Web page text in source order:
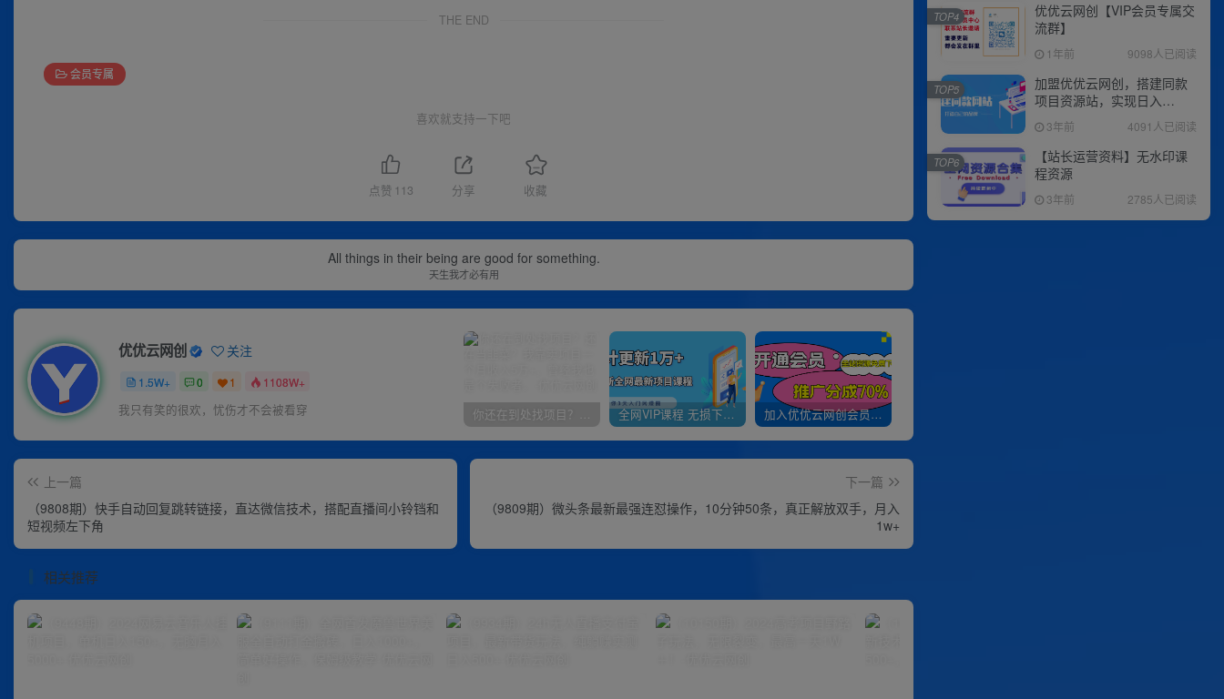
THE END
会员专属
喜欢就支持一下吧
点赞 113 分享 收藏
All things in their being are good for something.
天生我才必有用
优优云网创 关注
1.5W+ 0 1 1108W+
我只有笑的很欢，忧伤才不会被看穿 你还在到处找项目？还在当韭菜？我靠卖项目一个月收入5万+，曾经我也是个失败者。 全网VIP课程 无损下载~ 加入优优云网创会员，全站资源免费学习。
上一篇
（9808期）快手自动回复跳转链接，直达微信技术，搭配直播间小铃铛和
短视频左下角
下一篇
（9809期）微头条最新最强连怼操作，10分钟50条，真正解放双手，月入
1w+
相关推荐
优优云网创【VIP会员专属交
流群】
1年前 9098人已阅读
TOP4
加盟优优云网创，搭建同款
项目资源站，实现日入
2000+
3年前 4091人已阅读
TOP5
【站长运营资料】无水印课
程资源
3年前 2785人已阅读
TOP6